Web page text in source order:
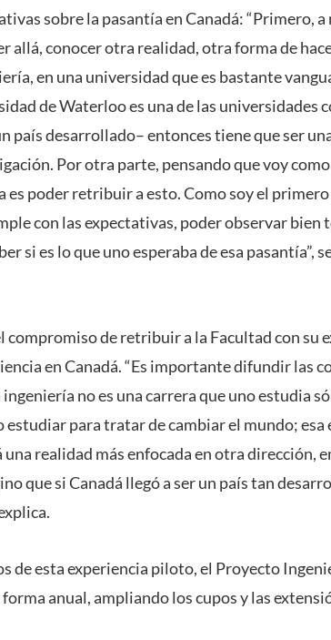
sobre la pasantía en Canadá: “Primero,
allá, conocer otra realidad, otra forma de
en una universidad que es bastante
de Waterloo es una de las universidades
país desarrollado– entonces tiene que ser
Por otra parte, pensando que voy
es poder retribuir a esto. Como soy el primero
con las expectativas, poder observar bien
si es lo que uno esperaba de esa pasantía”,
compromiso de retribuir a la Facultad con su
en Canadá. “Es importante difundir las
no es una carrera que uno estudia
estudiar para tratar de cambiar el mundo; esa
una realidad más enfocada en otra dirección,
que si Canadá llegó a ser un país tan
de esta experiencia piloto, el Proyecto
anual, ampliando los cupos y las